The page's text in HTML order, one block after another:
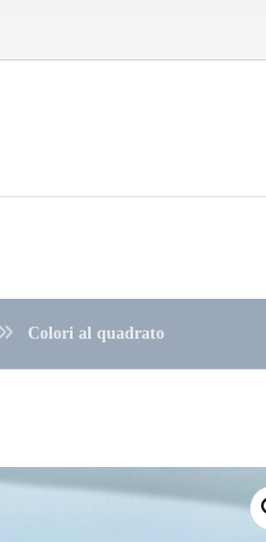
Colori al quadrato